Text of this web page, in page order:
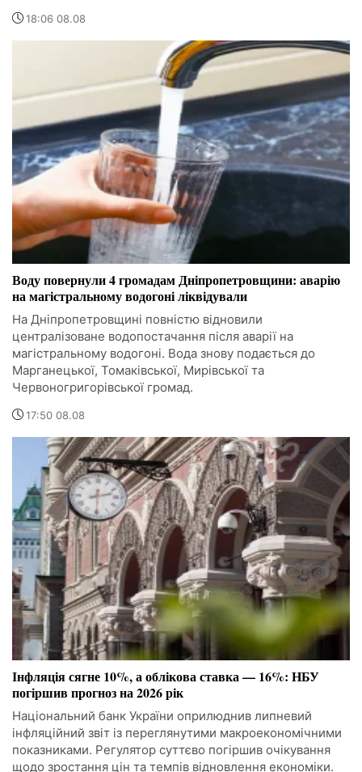
18:06 08.08
Воду повернули 4 громадам Дніпропетровщини: аварію
на магістральному водогоні ліквідували
На Дніпропетровщині повністю відновили
централізоване водопостачання після аварії на
магістральному водогоні. Вода знову подається до
Марганецької, Томаківської, Мирівської та
Червоногригорівської громад.
17:50 08.08
Інфляція сягне 10%, а облікова ставка — 16%: НБУ
погіршив прогноз на 2026 рік
Національний банк України оприлюднив липневий
інфляційний звіт із переглянутими макроекономічними
показниками. Регулятор суттєво погіршив очікування
щодо зростання цін та темпів відновлення економіки.